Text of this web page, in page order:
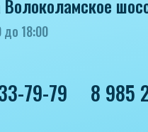
до 18:00
79-79 8 985